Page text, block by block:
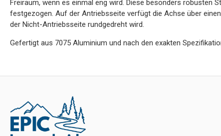
Freiraum, wenn es einmal eng wird. Diese besonders robusten
festgezogen. Auf der Antriebsseite verfügt die Achse über
der Nicht-Antriebsseite rundgedreht wird.
Gefertigt aus 7075 Aluminium und nach den exakten